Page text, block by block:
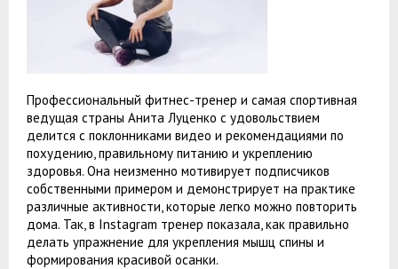
Профессиональный фитнес-тренер и самая спортивная
ведущая страны Анита Луценко с удовольствием
делится с поклонниками видео и рекомендациями по
похудению, правильному питанию и укреплению
здоровья. Она неизменно мотивирует подписчиков
собственными примером и демонстрирует на практике
различные активности, которые легко можно повторить
дома. Так, в Instagram тренер показала, как правильно
делать упражнение для укрепления мышц спины и
формирования красивой осанки.